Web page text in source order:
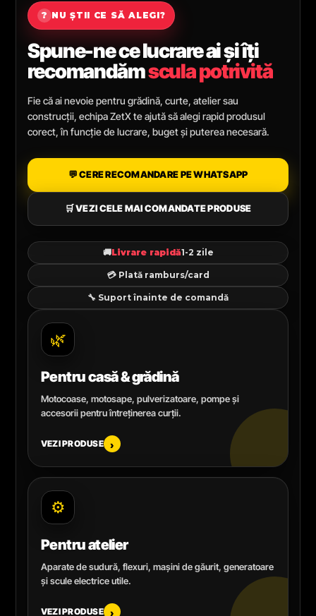
? NU ȘTII CE SĂ ALEGI?
Spune-ne ce lucrare ai și îți
recomandămscula potrivită
Fie că ai nevoie pentru grădină, curte, atelier sau
construcții, echipa ZetX te ajută să alegi rapid produsul
corect, în funcție de lucrare, buget și puterea necesară.
💬 CERE RECOMANDARE PE WHATSAPP
🛒 VEZI CELE MAI COMANDATE PRODUSE
🚚Livrare rapidă1-2 zile
💳 Plată ramburs/card
🔧 Suport înainte de comandă
🌿
Pentru casă & grădină
Motocoase, motosape, pulverizatoare, pompe și
accesorii pentru întreținerea curții.
VEZI PRODUSE ›
⚙️
Pentru atelier
Aparate de sudură, flexuri, mașini de găurit, generatoare
și scule electrice utile.
VEZI PRODUSE ›